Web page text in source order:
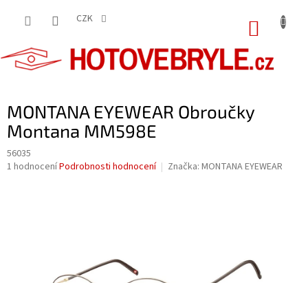
CZK
MONTANA EYEWEAR Obroučky
Montana MM598E
56035
Průměrné
1 hodnoceníPodrobnosti hodnocení Značka: MONTANA EYEWEAR